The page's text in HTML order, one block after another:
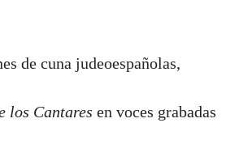
de cuna judeoespañolas,
los Cantares en voces grabadas